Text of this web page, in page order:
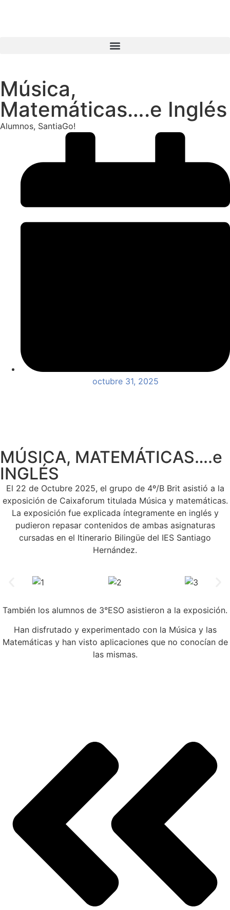
Música,
Matemáticas….e Inglés
Alumnos, SantiaGo!
octubre 31, 2025
MÚSICA, MATEMÁTICAS….e
INGLÉS
El 22 de Octubre 2025, el grupo de 4º/B Brit asistió a la
exposición de Caixaforum titulada Música y matemáticas.
La exposición fue explicada íntegramente en inglés y
pudieron repasar contenidos de ambas asignaturas
cursadas en el Itinerario Bilingüe del IES Santiago
Hernández.
También los alumnos de 3°ESO asistieron a la exposición.
Han disfrutado y experimentado con la Música y las
Matemáticas y han visto aplicaciones que no conocían de
las mismas.